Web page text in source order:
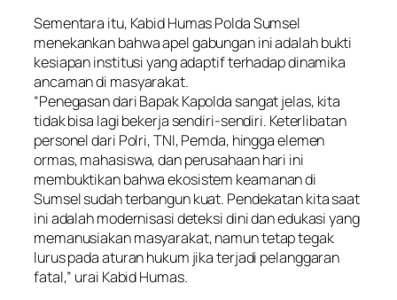
Sementara itu, Kabid Humas Polda Sumsel
menekankan bahwa apel gabungan ini adalah bukti
kesiapan institusi yang adaptif terhadap dinamika
ancaman di masyarakat.
“Penegasan dari Bapak Kapolda sangat jelas, kita
tidak bisa lagi bekerja sendiri-sendiri. Keterlibatan
personel dari Polri, TNI, Pemda, hingga elemen
ormas, mahasiswa, dan perusahaan hari ini
membuktikan bahwa ekosistem keamanan di
Sumsel sudah terbangun kuat. Pendekatan kita saat
ini adalah modernisasi deteksi dini dan edukasi yang
memanusiakan masyarakat, namun tetap tegak
lurus pada aturan hukum jika terjadi pelanggaran
fatal,” urai Kabid Humas.